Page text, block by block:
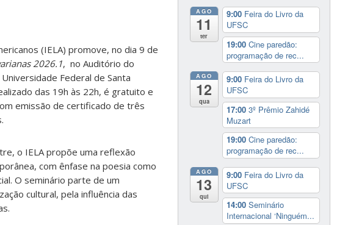
(IELA) promove, no dia 9 de
2026.1, no Auditório do
Federal de Santa
das 19h às 22h, é gratuito e
emissão de certificado de três
o IELA propõe uma reflexão
com ênfase na poesia como
O seminário parte de um
cultural, pela influência das
AGO
11
ter
9:00 Feira do Livro da
UFSC
19:00 Cine paredão:
programação de rec...
AGO
12
qua
9:00 Feira do Livro da
UFSC
17:00 3º Prêmio Zahidé
Muzart
19:00 Cine paredão:
programação de rec...
AGO
13
qui
9:00 Feira do Livro da
UFSC
14:00 Seminário
Internacional ‘Ninguém...